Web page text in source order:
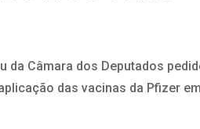
Câmara dos Deputados
das vacinas da Pfizer